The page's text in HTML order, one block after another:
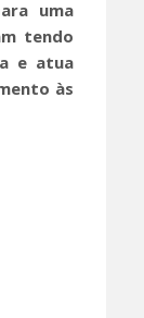
uma
tendo
e atua
às